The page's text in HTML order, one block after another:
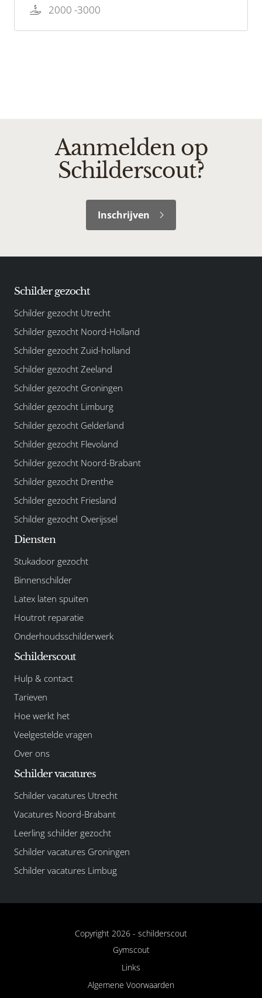
2000 -3000
Aanmelden op
Schilderscout?
Inschrijven
Schilder gezocht
Schilder gezocht Utrecht
Schilder gezocht Noord-Holland
Schilder gezocht Zuid-holland
Schilder gezocht Zeeland
Schilder gezocht Groningen
Schilder gezocht Limburg
Schilder gezocht Gelderland
Schilder gezocht Flevoland
Schilder gezocht Noord-Brabant
Schilder gezocht Drenthe
Schilder gezocht Friesland
Schilder gezocht Overijssel
Diensten
Stukadoor gezocht
Binnenschilder
Latex laten spuiten
Houtrot reparatie
Onderhoudsschilderwerk
Schilderscout
Hulp & contact
Tarieven
Hoe werkt het
Veelgestelde vragen
Over ons
Schilder vacatures
Schilder vacatures Utrecht
Vacatures Noord-Brabant
Leerling schilder gezocht
Schilder vacatures Groningen
Schilder vacatures Limbug
Copyright 2026 - schilderscout
Gymscout
Links
Algemene Voorwaarden